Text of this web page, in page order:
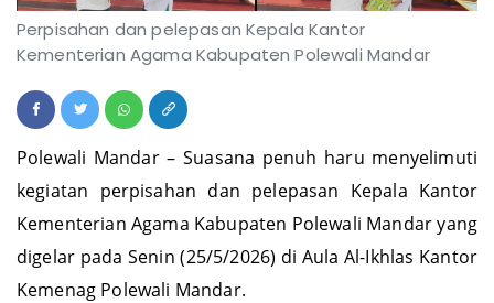
Perpisahan dan pelepasan Kepala Kantor
Kementerian Agama Kabupaten Polewali Mandar
Polewali Mandar – Suasana penuh haru menyelimuti
kegiatan perpisahan dan pelepasan Kepala Kantor
Kementerian Agama Kabupaten Polewali Mandar yang
digelar pada Senin (25/5/2026) di Aula Al-Ikhlas Kantor
Kemenag Polewali Mandar.